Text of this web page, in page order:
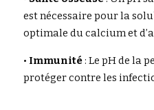
est nécessaire pour la
optimale du calcium et
• Immunité : Le pH de la
protéger contre les